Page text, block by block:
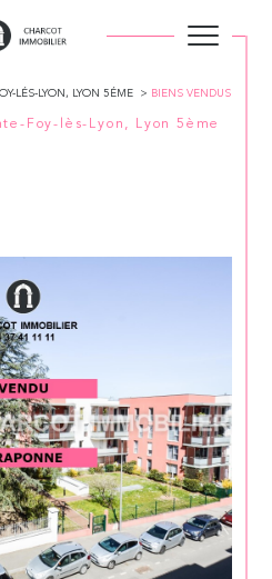
LÉS-LYON, LYON 5ÉME BIENS VENDUS